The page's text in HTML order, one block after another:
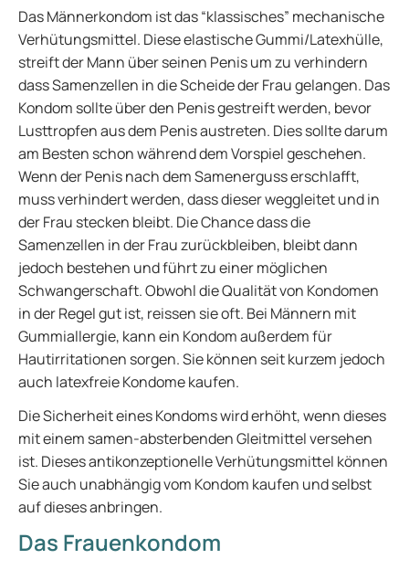
Das Männerkondom ist das “klassisches” mechanische
Verhütungsmittel. Diese elastische Gummi/Latexhülle,
streift der Mann über seinen Penis um zu verhindern
dass Samenzellen in die Scheide der Frau gelangen. Das
Kondom sollte über den Penis gestreift werden, bevor
Lusttropfen aus dem Penis austreten. Dies sollte darum
am Besten schon während dem Vorspiel geschehen.
Wenn der Penis nach dem Samenerguss erschlafft,
muss verhindert werden, dass dieser weggleitet und in
der Frau stecken bleibt. Die Chance dass die
Samenzellen in der Frau zurückbleiben, bleibt dann
jedoch bestehen und führt zu einer möglichen
Schwangerschaft. Obwohl die Qualität von Kondomen
in der Regel gut ist, reissen sie oft. Bei Männern mit
Gummiallergie, kann ein Kondom außerdem für
Hautirritationen sorgen. Sie können seit kurzem jedoch
auch latexfreie Kondome kaufen.
Die Sicherheit eines Kondoms wird erhöht, wenn dieses
mit einem samen-absterbenden Gleitmittel versehen
ist. Dieses antikonzeptionelle Verhütungsmittel können
Sie auch unabhängig vom Kondom kaufen und selbst
auf dieses anbringen.
Das Frauenkondom